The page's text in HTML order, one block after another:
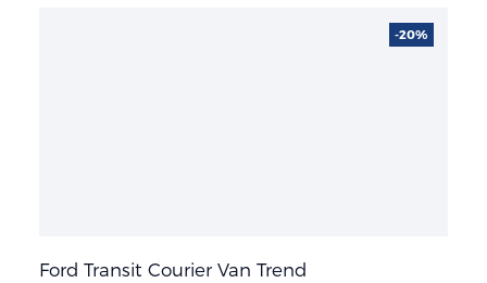
Ford Transit Courier Van Trend
-20%